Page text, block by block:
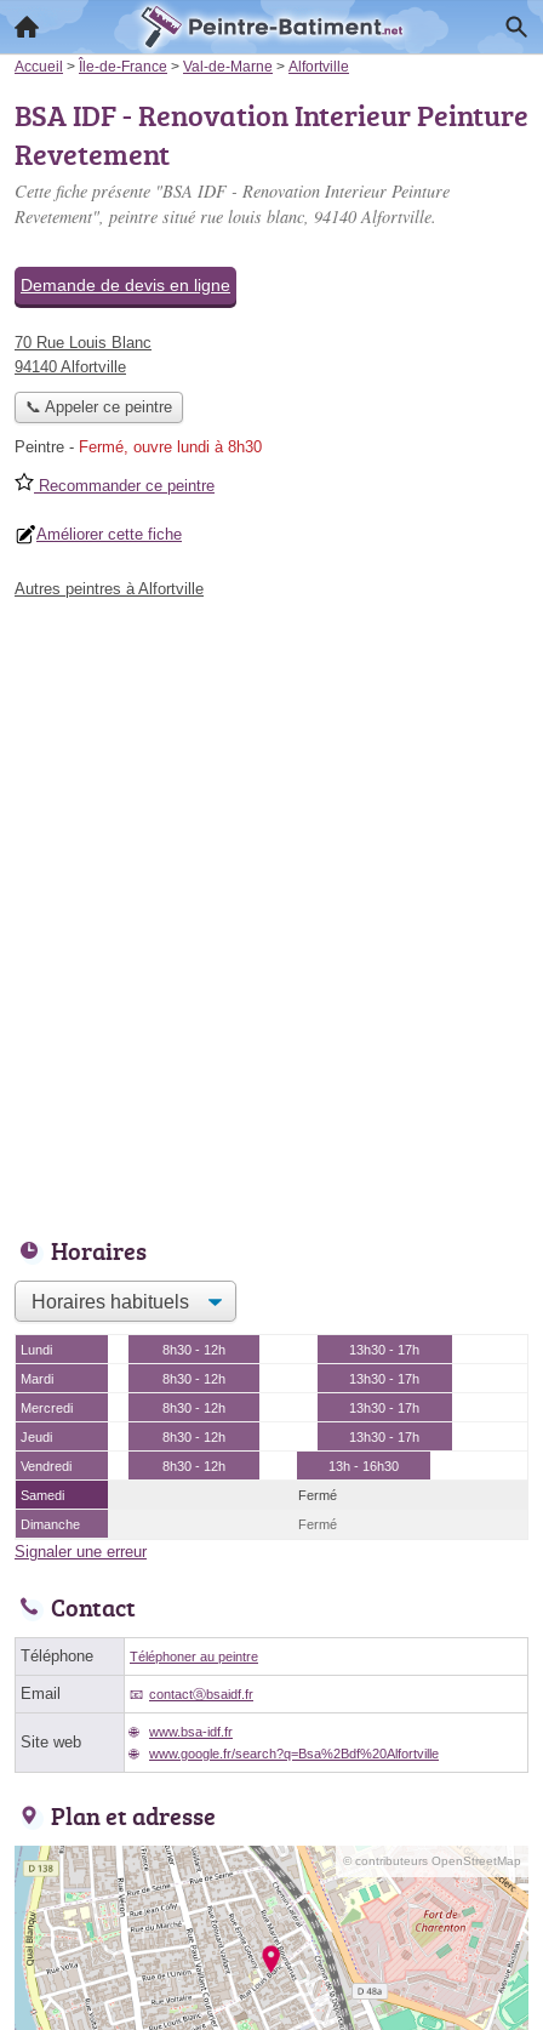
Accueil > Île-de-France > Val-de-Marne > Alfortville
BSA IDF - Renovation Interieur Peinture
Revetement
Cette fiche présente "BSA IDF - Renovation Interieur Peinture
Revetement", peintre situé rue louis blanc, 94140 Alfortville.
Demande de devis en ligne
70 Rue Louis Blanc
94140 Alfortville
📞 Appeler ce peintre
Peintre - Fermé, ouvre lundi à 8h30
Recommander ce peintre
Améliorer cette fiche
Autres peintres à Alfortville
Horaires
Lundi 8h30 - 12h
13h30 - 17h
Mardi
8h30 - 12h
13h30 - 17h
Mercredi
8h30 - 12h
13h30 - 17h
Jeudi
8h30 - 12h
13h30 - 17h
Vendredi
8h30 - 12h
13h - 16h30
Samedi
Fermé
Dimanche
Fermé
Signaler une erreur
Contact
Téléphone Téléphoner au peintre
Email contactⓐbsaidf.fr
Site web
www.bsa-idf.fr
www.google.fr/search?q=Bsa%2Bdf%20Alfortville
Plan et adresse
© contributeurs OpenStreetMap